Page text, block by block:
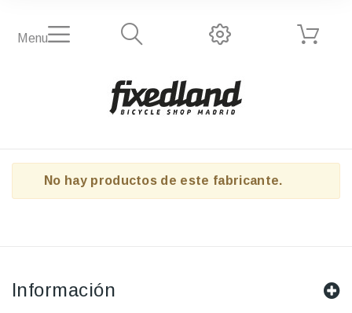
Menu
No hay productos de este fabricante.
Información